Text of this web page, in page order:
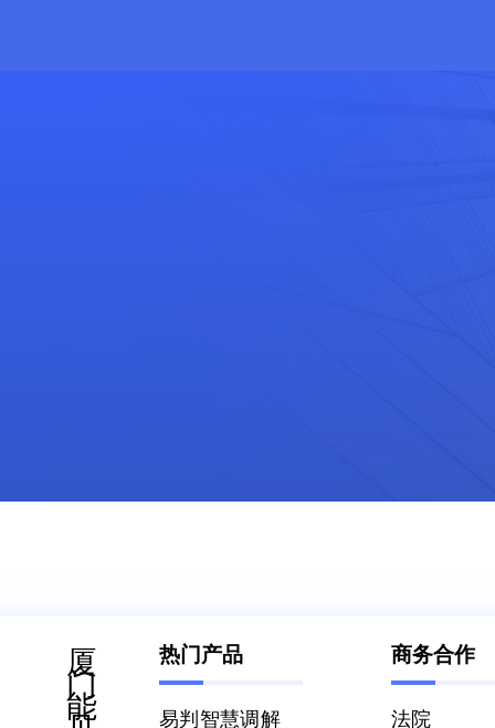
厦
门
能
热门产品
易判智慧调解
商务合作
法院